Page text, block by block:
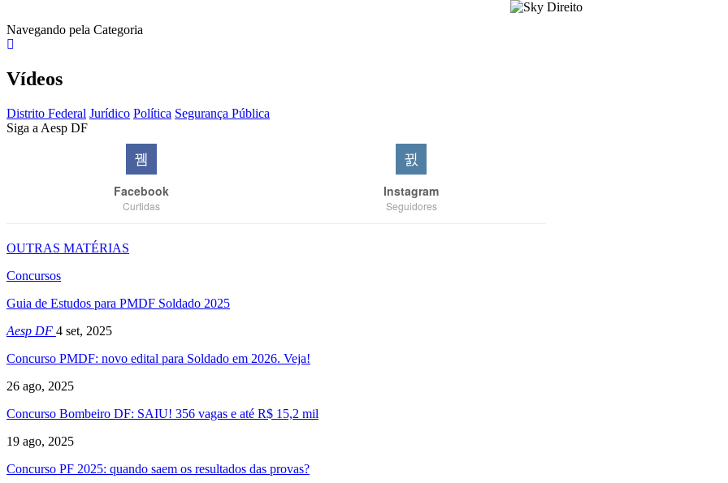
Navegando pela Categoria
Vídeos
Distrito Federal Jurídico Política Segurança Pública
Siga a Aesp DF
Facebook
Curtidas
Instagram
Seguidores
OUTRAS MATÉRIAS
Concursos
Guia de Estudos para PMDF Soldado 2025
Aesp DF 4 set, 2025
Concurso PMDF: novo edital para Soldado em 2026. Veja!
26 ago, 2025
Concurso Bombeiro DF: SAIU! 356 vagas e até R$ 15,2 mil
19 ago, 2025
Concurso PF 2025: quando saem os resultados das provas?